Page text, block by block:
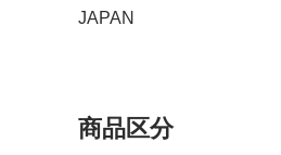
JAPAN
商品区分